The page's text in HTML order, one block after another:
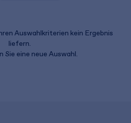
Auswahlkriterien kein Ergebnis
liefern.
eine neue Auswahl.